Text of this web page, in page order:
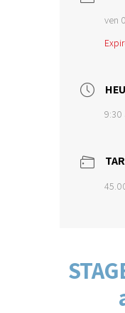
ven
9:30